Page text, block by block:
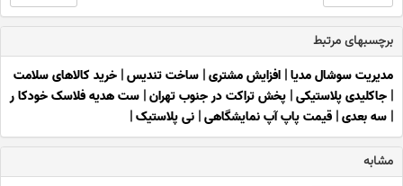
برچسبهای مرتبط
مدیریت سوشال مدیا| افزایش مشتری| ساخت تندیس| خرید کالاهای سلامت
| جاکلیدی پلاستیکی| پخش تراکت در جنوب تهران| ست هدیه فلاسک خودکا ر
| سه بعدی| قیمت پاپ آپ نمایشگاهی| نی پلاستیک|
مشابه